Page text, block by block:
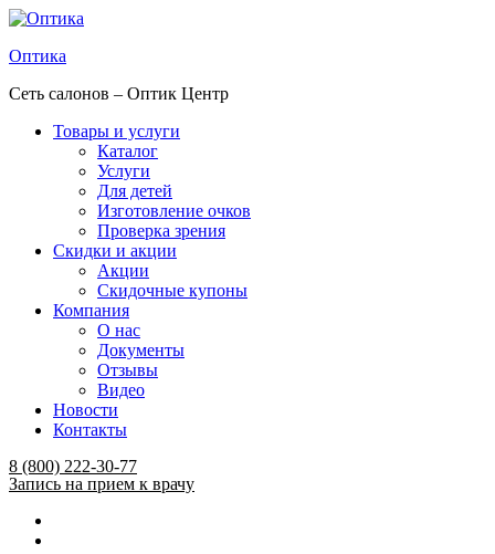
Оптика
Сеть салонов – Оптик Центр
Товары и услуги
Каталог
Услуги
Для детей
Изготовление очков
Проверка зрения
Скидки и акции
Акции
Скидочные купоны
Компания
О нас
Документы
Отзывы
Видео
Новости
Контакты
Menu
8 (800) 222-30-77
Запись на прием к врачу